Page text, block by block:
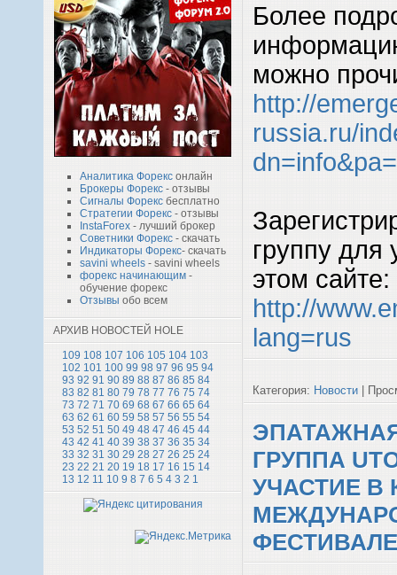
Аналитика Форекс онлайн
Брокеры Форекс - отзывы
Сигналы Форекс бесплатно
Стратегии Форекс - отзывы
InstaForex - лучший брокер
Советники Форекс - скачать
Индикаторы Форекс- скачать
savini wheels - savini wheels
форекс начинающим -
обучение форекс
Отзывы обо всем
АРХИВ НОВОСТЕЙ HOLE
109 108 107 106 105 104 103
102 101 100 99 98 97 96 95 94
93 92 91 90 89 88 87 86 85 84
83 82 81 80 79 78 77 76 75 74
73 72 71 70 69 68 67 66 65 64
63 62 61 60 59 58 57 56 55 54
53 52 51 50 49 48 47 46 45 44
43 42 41 40 39 38 37 36 35 34
33 32 31 30 29 28 27 26 25 24
23 22 21 20 19 18 17 16 15 14
13 12 11 10 9 8 7 6 5 4 3 2 1
Более
можно
http://
russia.ru/
группу для
этом сайте:
http://
lang=rus
Категория: Новости |
ГРУППА
УЧАСТИЕ В
ФЕСТИВАЛЕ